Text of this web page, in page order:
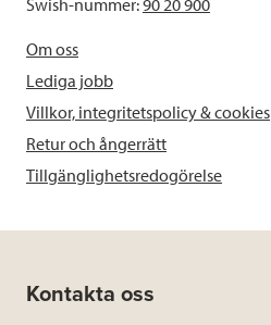
Swish-nummer:90 20 900
Om oss
Lediga jobb
Villkor, integritetspolicy & cookies
Retur och ångerrätt
Tillgänglighetsredogörelse
Kontakta oss